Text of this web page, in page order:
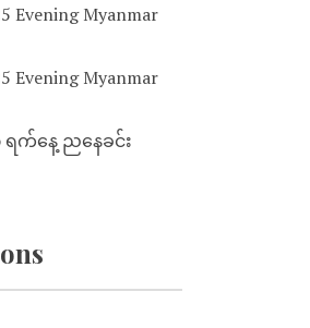
Evening Myanmar
Evening Myanmar
က်နေ့ ညနေခင်း